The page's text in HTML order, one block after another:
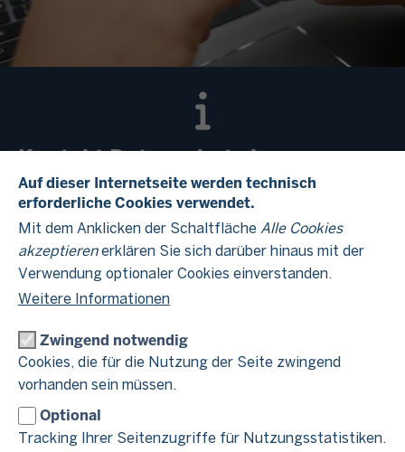
Auf dieser Internetseite werden technisch
erforderliche Cookies verwendet.
Mit dem Anklicken der Schaltfläche Alle Cookies
akzeptierenerklären Sie sich darüber hinaus mit der
Verwendung optionaler Cookies einverstanden.
Weitere Informationen
Zwingend notwendig
Cookies, die für die Nutzung der Seite zwingend
vorhanden sein müssen.
Optional
Tracking Ihrer Seitenzugriffe für Nutzungsstatistiken.
Kontakt Datenschutz im
Finanzamt Düsseldorf-Mettmann
Hinweise zum Datenschutz finden Sie im Beitrag
"Datenschutzhinweise ".
Verantwortlich für die Datenverarbeitung
im Finanzamt Düsseldorf-Mettmann
Finanzamt Düsseldorf-Mettmann